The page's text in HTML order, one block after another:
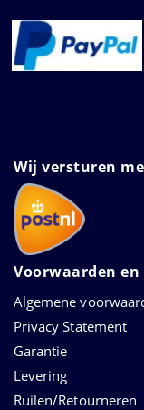
Wij versturen
Voorwaarden
Algemene
Privacy Statement
Garantie
Levering
Ruilen/Retourneren